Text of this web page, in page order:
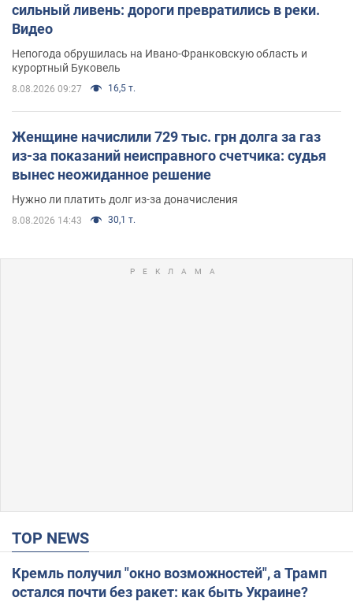
сильный ливень: дороги превратились в реки.
Видео
Непогода обрушилась на Ивано-Франковскую область и
курортный Буковель
8.08.2026 09:27 16,5 т.
Женщине начислили 729 тыс. грн долга за газ
из-за показаний неисправного счетчика: судья
вынес неожиданное решение
Нужно ли платить долг из-за доначисления
8.08.2026 14:43 30,1 т.
TOP NEWS
Кремль получил "окно возможностей", а Трамп
остался почти без ракет: как быть Украине?